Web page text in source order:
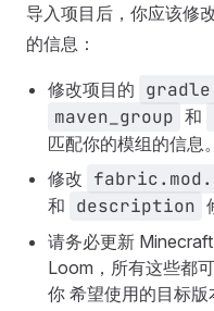
导入项目后，你应该修
的信息：
修改项目的
maven_group 和
匹配你的模组的信息。
修改
和 description
请务必更新
Loom，所有这些都
你 希望使用的目标版